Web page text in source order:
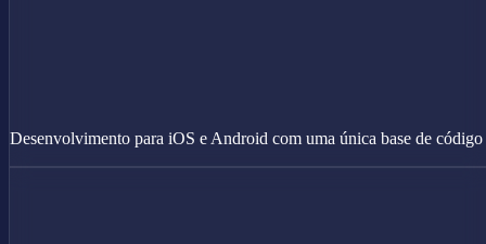
Desenvolvimento para iOS e Android com uma única base de código